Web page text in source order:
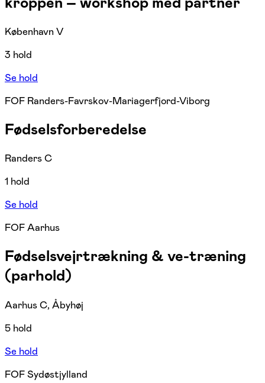
København V
3 hold
Se hold
FOF Randers-Favrskov-Mariagerfjord-Viborg
Fødselsforberedelse
Randers C
1 hold
Se hold
FOF Aarhus
Fødselsvejrtrækning & ve-træning
(parhold)
Aarhus C, Åbyhøj
5 hold
Se hold
FOF Sydøstjylland